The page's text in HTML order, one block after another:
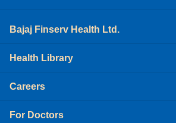
Bajaj Finserv Health Ltd.
Health Library
Careers
For Doctors